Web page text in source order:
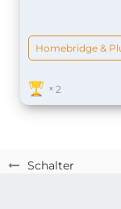
Schalter
weiteren
zulassen und
oder
Es soll sich
Homebridge &
2